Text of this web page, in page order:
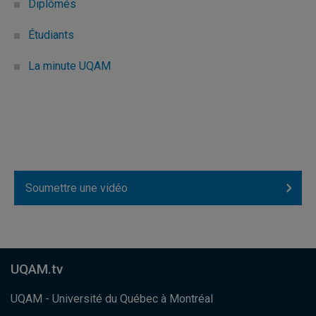
Diplômés
Étudiants
La minute UQAM
Soumettre une vidéo
UQAM - Université du Québec à Montréal
UQAM.tv